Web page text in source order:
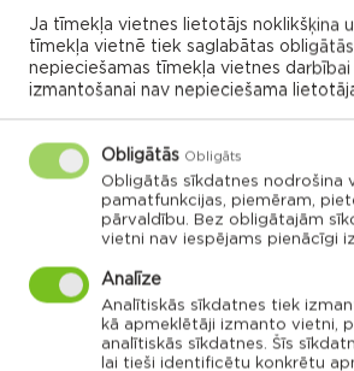
Jubilejas pasākums
noskaņās”
Feimaņu pagasta kultūras nams
19:00
22.10.2022
Vairāk
Ja tīmekļa vietnes lietotājs noklikšķina
tīmekļa vietnē tiek saglabātas
nepieciešamas tīmekļa vietnes darbībai
izmantošanai nav nepieciešama
Obligātās Obligāts
Obligātās sīkdatnes nodrošina
pamatfunkcijas, piemēram,
pārvaldību. Bez obligātajām
vietni nav iespējams pienācīgi
Analīze
Analītiskās sīkdatnes tiek
kā apmeklētāji izmanto vietni,
analītiskās sīkdatnes. Šīs
lai tieši identificētu konkrētu